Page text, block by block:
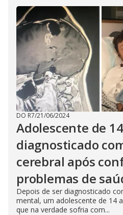
DO R7/21/06/2024
Adolescente de
diagnosticado
cerebral após
problemas de
Depois de ser diagnosticado
mental, um adolescente de 14
que na verdade sofria com...